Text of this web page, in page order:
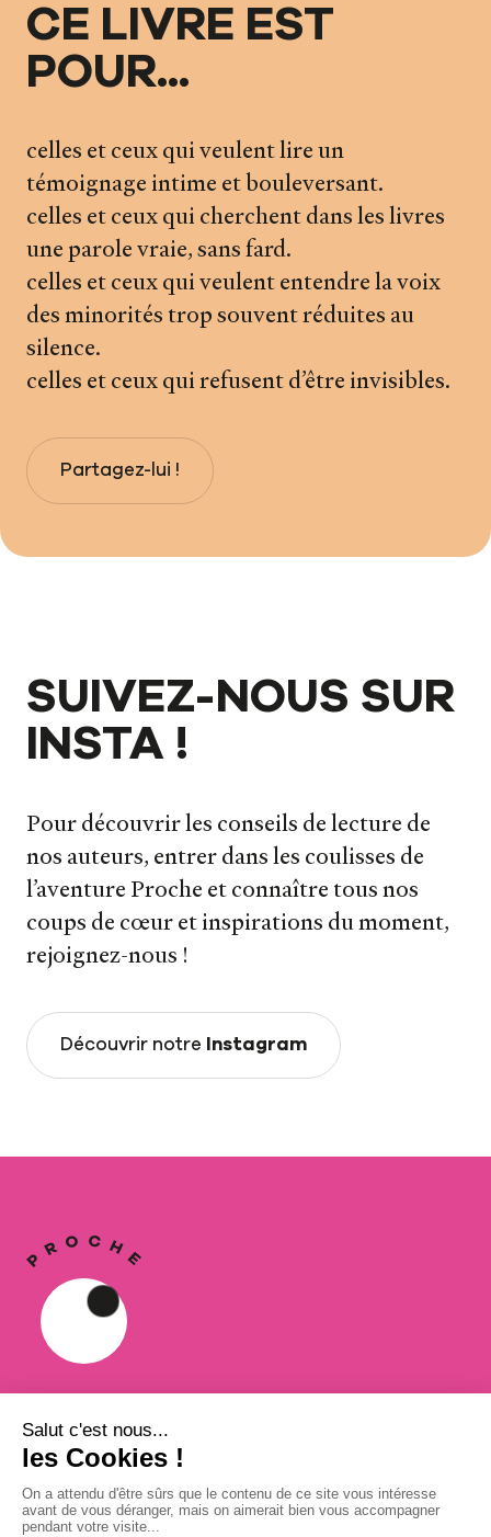
CE LIVRE EST
POUR...
celles et ceux qui veulent lire un
témoignage intime et bouleversant.
celles et ceux qui cherchent dans les livres
une parole vraie, sans fard.
celles et ceux qui veulent entendre la voix
des minorités trop souvent réduites au
silence.
celles et ceux qui refusent d’être invisibles.
Partagez-lui !
SUIVEZ-NOUS SUR
INSTA !
Pour découvrir les conseils de lecture de
nos auteurs, entrer dans les coulisses de
l’aventure Proche et connaître tous nos
coups de cœur et inspirations du moment,
rejoignez-nous !
Découvrir notre Instagram
Proche,
une collection de livres
à garder près de soi.